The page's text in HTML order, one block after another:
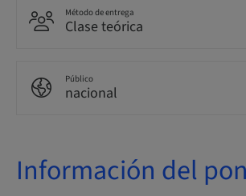
Método de entrega
Clase teórica
Público
nacional
Información del